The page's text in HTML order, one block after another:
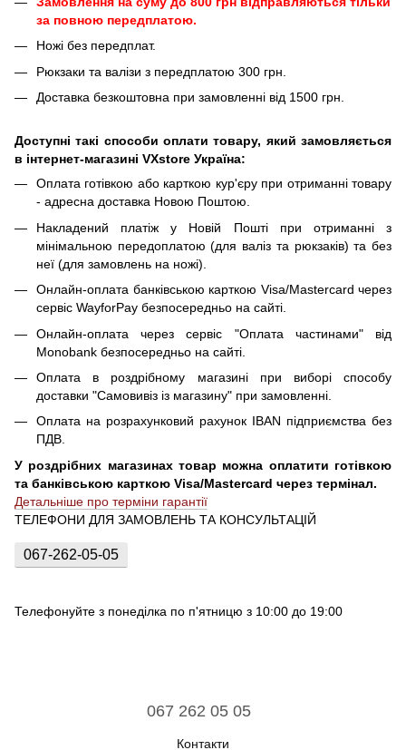
за повною передплатою.
Ножі без передплат.
Рюкзаки та валізи з передплатою 300 грн.
Доставка безкоштовна при замовленні від 1500 грн.
Доступні такі способи оплати товару, який замовляється
в інтернет-магазині VXstore Україна:
Оплата готівкою або карткою кур'єру при отриманні товару
- адресна доставка Новою Поштою.
Накладений платіж у Новій Пошті при отриманні з
мінімальною передоплатою (для валіз та рюкзаків) та без
неї (для замовлень на ножі).
Онлайн-оплата банківською карткою Visa/Mastercard через
сервіс WayforPay безпосередньо на сайті.
Онлайн-оплата через сервіс "Оплата частинами" від
Monobank безпосередньо на сайті.
Оплата в роздрібному магазині при виборі способу
доставки "Самовивіз із магазину" при замовленні.
Оплата на розрахунковий рахунок IBAN підприємства без
ПДВ.
У роздрібних магазинах товар можна оплатити готівкою
та банківською карткою Visa/Mastercard через термінал.
Детальніше про терміни гарантії
ТЕЛЕФОНИ ДЛЯ ЗАМОВЛЕНЬ ТА КОНСУЛЬТАЦІЙ
067-262-05-05
Телефонуйте з понеділка по п'ятницю з 10:00 до 19:00
067 262 05 05
Контакти